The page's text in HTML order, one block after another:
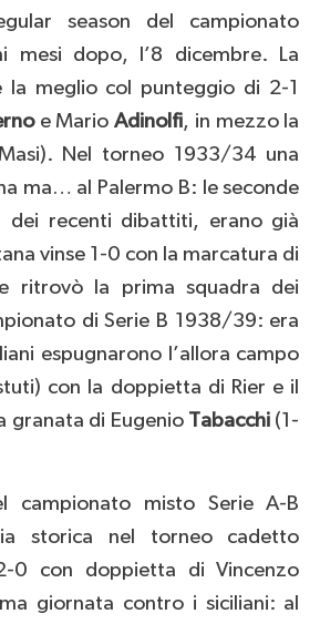
season del campionato
mesi dopo, l’8 dicembre. La
la meglio col punteggio di 2-1
e MarioAdinolfi, in mezzo la
Nel torneo 1933/34 una
ma… al Palermo B: le seconde
dei recenti dibattiti, erano già
vinse 1-0 con la marcatura di
ritrovò la prima squadra dei
di Serie B 1938/39: era
espugnarono l’allora campo
con la doppietta di Rier e il
granata di Eugenio Tabacchi(1-
campionato misto Serie A-B
storica nel torneo cadetto
0 con doppietta di Vincenzo
giornata contro i siciliani: al